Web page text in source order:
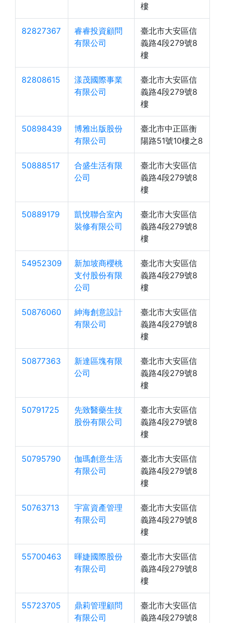
樓
82827367
睿睿投資顧問
有限公司
臺北市大安區信
義路4段279號8
樓
82808615
漾茂國際事業
有限公司
臺北市大安區信
義路4段279號8
樓
50898439
博雅出版股份
有限公司
臺北市中正區衡
陽路51號10樓之8
50888517
合盛生活有限
公司
臺北市大安區信
義路4段279號8
樓
50889179
凱悅聯合室內
裝修有限公司
臺北市大安區信
義路4段279號8
樓
54952309
新加坡商櫻桃
支付股份有限
公司
臺北市大安區信
義路4段279號8
樓
50876060
紳海創意設計
有限公司
臺北市大安區信
義路4段279號8
樓
50877363
新達區塊有限
公司
臺北市大安區信
義路4段279號8
樓
50791725
先致醫藥生技
股份有限公司
臺北市大安區信
義路4段279號8
樓
50795790
伽瑪創意生活
有限公司
臺北市大安區信
義路4段279號8
樓
50763713
宇富資產管理
有限公司
臺北市大安區信
義路4段279號8
樓
55700463
暉婕國際股份
有限公司
臺北市大安區信
義路4段279號8
樓
55723705
鼎莉管理顧問
有限公司
臺北市大安區信
義路4段279號8